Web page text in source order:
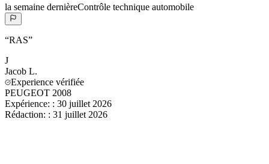
la semaine dernièreContrôle technique automobile
“RAS”
J
Jacob L.
Experience vérifiée
PEUGEOT 2008
Expérience: : 30 juillet 2026
Rédaction: : 31 juillet 2026